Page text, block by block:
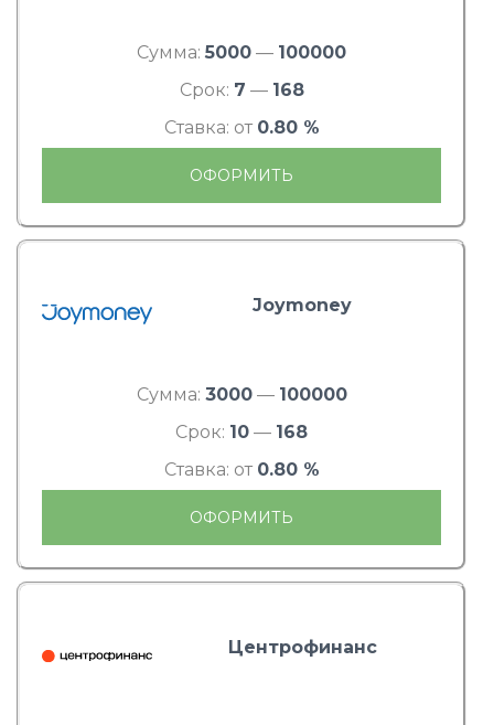
Сумма: 5000 — 100000
Срок: 7 — 168
Ставка: от 0.80 %
ОФОРМИТЬ
Joymoney
Сумма: 3000— 100000
Срок: 10 — 168
Ставка: от 0.80 %
ОФОРМИТЬ
Центрофинанс